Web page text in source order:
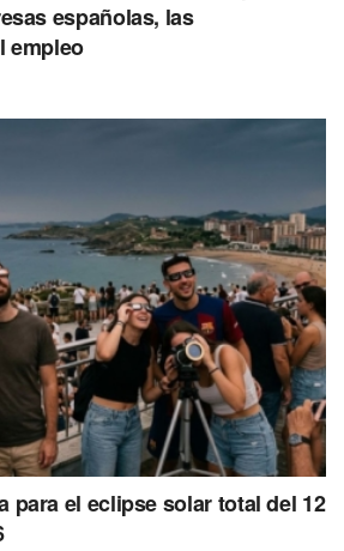
españolas, las
empleo
para el eclipse solar total del 12